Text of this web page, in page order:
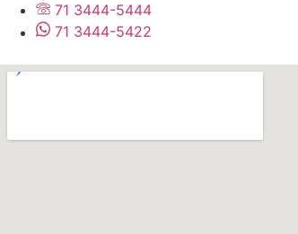
71 3444-5444
71 3444-5422